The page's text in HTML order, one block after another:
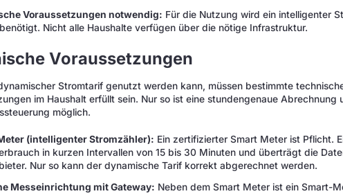
Voraussetzungen notwendig: Für die Nutzung wird ein intelligenter
Nicht alle Haushalte verfügen über die nötige Infrastruktur.
Voraussetzungen
Stromtarif genutzt werden kann, müssen bestimmte
im Haushalt erfüllt sein. Nur so ist eine stundengenaue Abrechnung
möglich.
(intelligenter Stromzähler): Ein zertifizierter Smart Meter ist Pflicht.
in kurzen Intervallen von 15 bis 30 Minuten und überträgt die
Nur so kann der dynamische Tarif korrekt abgerechnet werden.
Messeinrichtung mit Gateway: Neben dem Smart Meter ist ein Smart-